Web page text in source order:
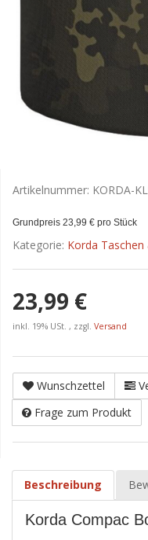
Artikelnummer: KORDA-
Grundpreis 23,99 € pro Stück
Kategorie: Korda
23,99 €
inkl. 19% USt. , zzgl. Versand
Wunschzettel
Frage zum Produkt
Beschreibung
Korda Compac